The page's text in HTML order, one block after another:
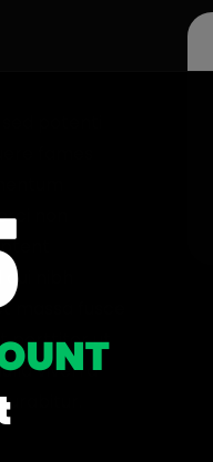
fames
non
nibh
massa fusce
porttitor ut
viverra